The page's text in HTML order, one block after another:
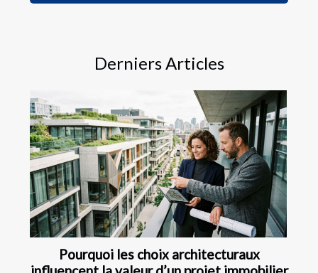
Derniers Articles
Pourquoi les choix architecturaux